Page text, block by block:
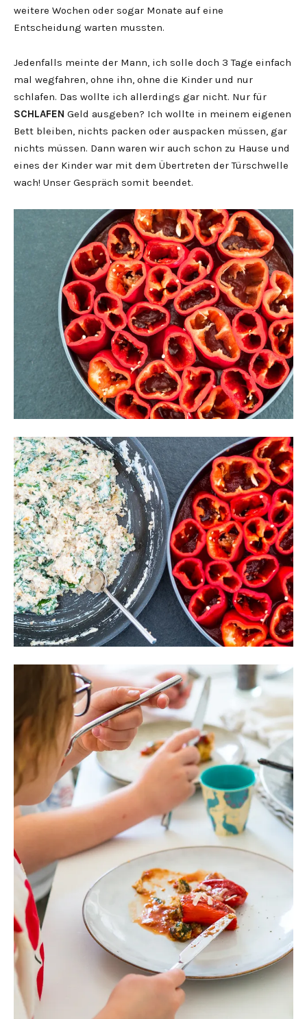
weitere Wochen oder sogar Monate auf eine
Entscheidung warten mussten.
Jedenfalls meinte der Mann, ich solle doch 3 Tage einfach
mal wegfahren, ohne ihn, ohne die Kinder und nur
schlafen. Das wollte ich allerdings gar nicht. Nur für
SCHLAFEN Geld ausgeben? Ich wollte in meinem eigenen
Bett bleiben, nichts packen oder auspacken müssen, gar
nichts müssen. Dann waren wir auch schon zu Hause und
eines der Kinder war mit dem Übertreten der Türschwelle
wach! Unser Gespräch somit beendet.